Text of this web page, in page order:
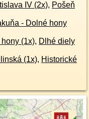
IV (2x), Pošeň
- Dolné hony
(1x), Dlhé diely
(1x), Historické